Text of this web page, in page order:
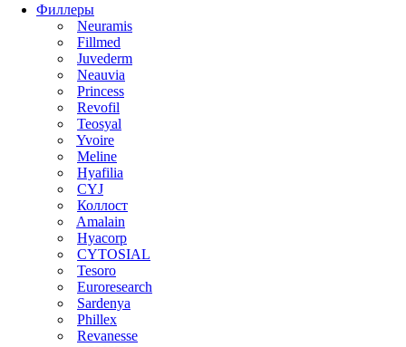
Филлеры
Neuramis
Fillmed
Juvederm
Neauvia
Princess
Revofil
Teosyal
Yvoire
Meline
Hyafilia
CYJ
Коллост
Amalain
Hyacorp
CYTOSIAL
Tesoro
Euroresearch
Sardenya
Phillex
Revanesse